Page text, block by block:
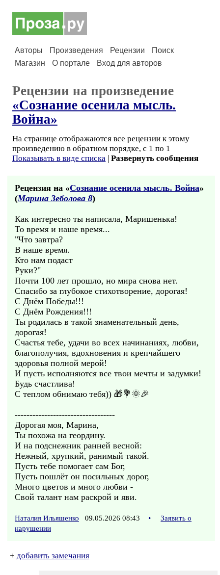
Авторы Произведения Рецензии
Поиск
Магазин
О портале Вход для авторов
Рецензии на произведение
«Сознание осенила мысль.
Война»
На странице отображаются все рецензии к этому
произведению в обратном порядке, с 1 по 1
Показывать в виде списка | Развернуть сообщения
Рецензия на «Сознание осенила мысль. Война»
(Марина Зеболова 8)
Как интересно ты написала, Маришенька!
То время и наше время...
"Что завтра?
В наше время.
Кто нам подаст
Руки?"
Почти 100 лет прошло, но мира снова нет.
Спасибо за глубокое стихотворение, дорогая!
С Днём Победы!!!
С Днём Рождения!!!
Ты родилась в такой знаменательный день,
дорогая!
Счастья тебе, удачи во всех начинаниях, любви,
благополучия, вдохновения и крепчайшего
здоровья полной мерой!
И пусть исполняются все твои мечты и задумки!
Будь счастлива!
С теплом обнимаю тебя)) 🎁💐🌞🎉
----------------------------------
Дорогая моя, Марина,
Ты похожа на геордину.
И на подснежник ранней весной:
Нежный, хрупкий, ранимый такой.
Пусть тебе помогает сам Бог,
Пусть пошлёт он посильных дорог,
Много цветов и много любви -
Свой талант нам раскрой и яви.
Наталия Ильяшенко 09.05.2026 08:43 •
Заявить о
нарушении
+ добавить замечания